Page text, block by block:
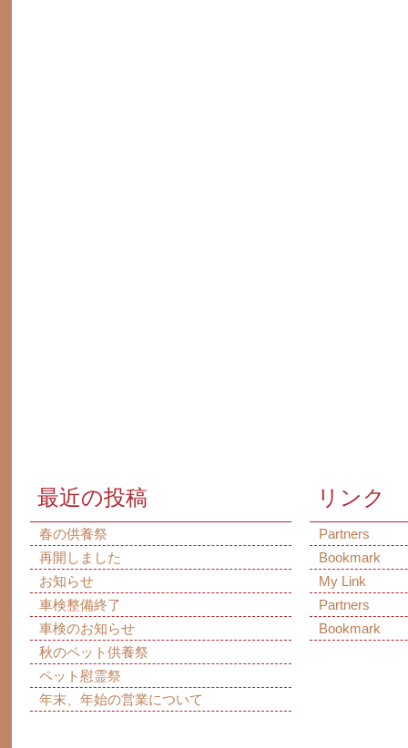
最近の投稿
春の供養祭
再開しました
お知らせ
車検整備終了
車検のお知らせ
秋のペット供養祭
ペット慰霊祭
年末、年始の営業について
リンク
Partners
Bookmark
My Link
Partners
Bookmark